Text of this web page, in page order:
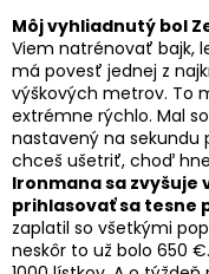
Môj vyhliadnutý bol
Viem natrénovať bajk,
má povesť jednej z
výškových metrov. To
extrémne rýchlo. Mal
nastavený na sekundu
chceš ušetriť, choď
Ironmana sa zvyšuje
prihlasovať sa tesne
zaplatil so všetkými
neskôr to už bolo 650